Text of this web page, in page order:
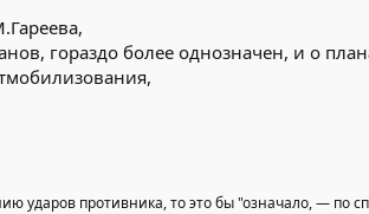
гораздо более однозначен, и о
ударов противника, то это бы "означало, —